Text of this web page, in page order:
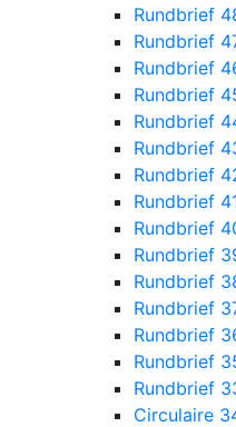
Rundbrief
Rundbrief
Rundbrief
Rundbrief
Rundbrief
Rundbrief
Rundbrief
Rundbrief
Rundbrief
Rundbrief
Rundbrief
Rundbrief
Rundbrief
Rundbrief
Rundbrief
Circulaire